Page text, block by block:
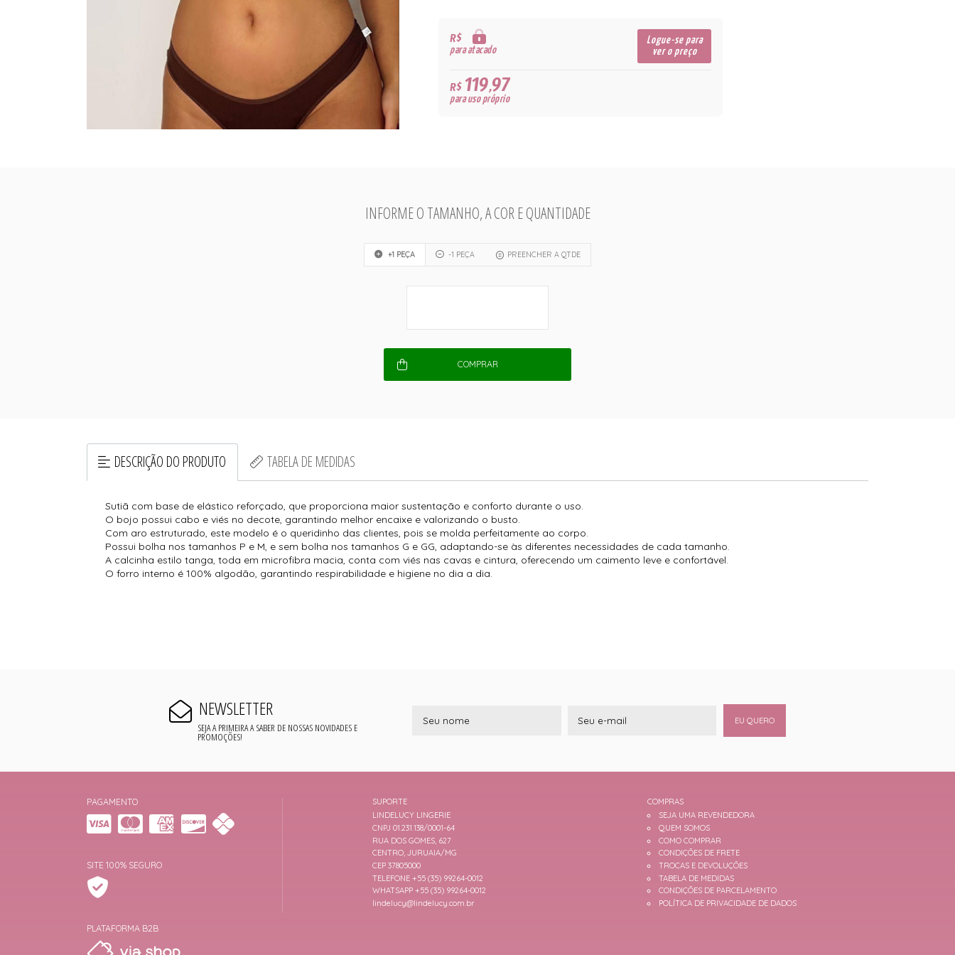
R$
para atacado
Logue-se para
ver o preço
R$119,97
para uso próprio
INFORME O TAMANHO, A COR E QUANTIDADE
+1 PEÇA -1 PEÇA PREENCHER A QTDE
COMPRAR
DESCRIÇÃO DO PRODUTO TABELA DE MEDIDAS
Sutiã com base de elástico reforçado, que proporciona maior sustentação e conforto durante o uso.
O bojo possui cabo e viés no decote, garantindo melhor encaixe e valorizando o busto.
Com aro estruturado, este modelo é o queridinho das clientes, pois se molda perfeitamente ao corpo.
Possui bolha nos tamanhos P e M, e sem bolha nos tamanhos G e GG, adaptando-se às diferentes necessidades de cada tamanho.
A calcinha estilo tanga, toda em microfibra macia, conta com viés nas cavas e cintura, oferecendo um caimento leve e confortável.
O forro interno é 100% algodão, garantindo respirabilidade e higiene no dia a dia.
NEWSLETTER
SEJA A PRIMEIRA A SABER DE NOSSAS NOVIDADES E
PROMOÇÕES!
EU QUERO
PAGAMENTO
SITE 100% SEGURO
PLATAFORMA B2B
SUPORTE
LINDELUCY LINGERIE
CNPJ 01.231.138/0001-64
RUA DOS GOMES, 627
CENTRO, JURUAIA/MG
CEP 37805000
TELEFONE +55 (35) 99264-0012
WHATSAPP +55 (35) 99264-0012
lindelucy@lindelucy.com.br
COMPRAS
SEJA UMA REVENDEDORA
QUEM SOMOS
COMO COMPRAR
CONDIÇÕES DE FRETE
TROCAS E DEVOLUÇÕES
TABELA DE MEDIDAS
CONDIÇÕES DE PARCELAMENTO
POLÍTICA DE PRIVACIDADE DE DADOS